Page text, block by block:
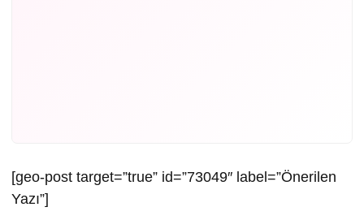
[geo-post target=”true” id=”73049″ label=”Önerilen
Yazı”]